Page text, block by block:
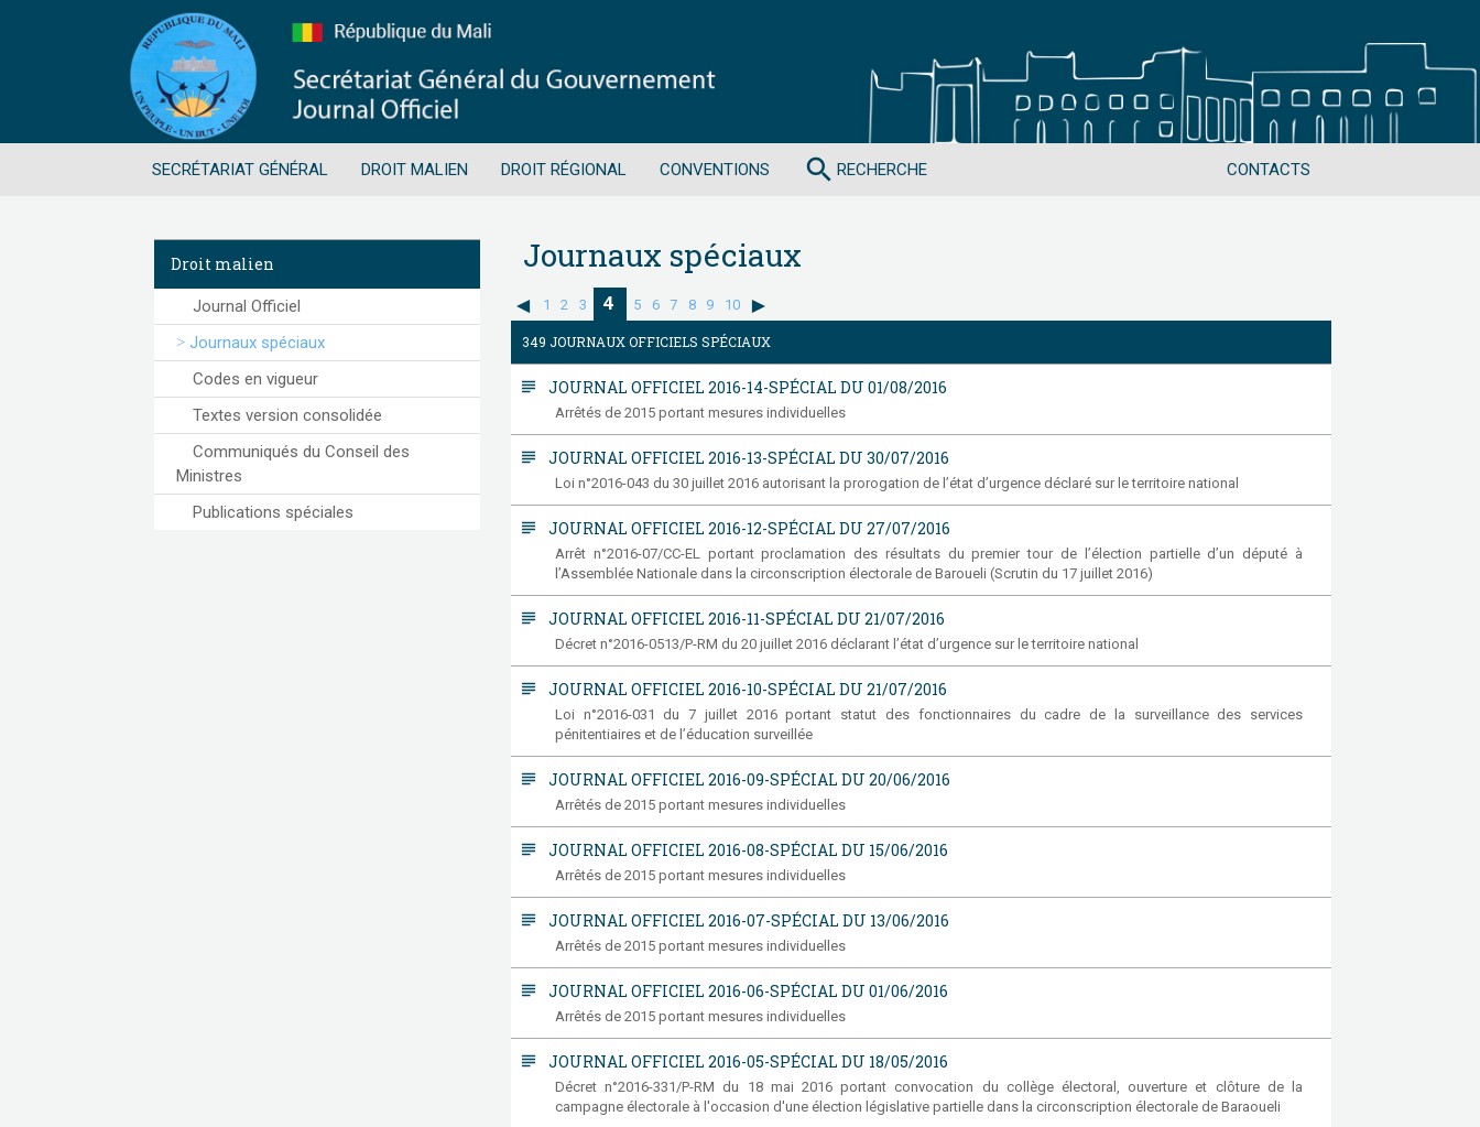
SECRÉTARIAT GÉNÉRAL DROIT MALIEN DROIT RÉGIONAL CONVENTIONS CONTACTS
search RECHERCHE
Droit malien
Journal Officiel
Journaux spéciaux
Codes en vigueur
Textes version consolidée
Communiqués du Conseil des
Ministres
Publications spéciales
Journaux spéciaux
1 2 3 4 5 6 7 8 9 10
349 JOURNAUX OFFICIELS SPÉCIAUX
subject JOURNAL OFFICIEL 2016-14-SPÉCIAL DU 01/08/2016
Arrêtés de 2015 portant mesures individuelles
subject JOURNAL OFFICIEL 2016-13-SPÉCIAL DU 30/07/2016
Loi n°2016-043 du 30 juillet 2016 autorisant la prorogation de l’état d’urgence déclaré sur le territoire national
subject JOURNAL OFFICIEL 2016-12-SPÉCIAL DU 27/07/2016
Arrêt n°2016-07/CC-EL portant proclamation des résultats du premier tour de l’élection partielle d’un député à
l’Assemblée Nationale dans la circonscription électorale de Baroueli (Scrutin du 17 juillet 2016)
subject JOURNAL OFFICIEL 2016-11-SPÉCIAL DU 21/07/2016
Décret n°2016-0513/P-RM du 20 juillet 2016 déclarant l’état d’urgence sur le territoire national
subject JOURNAL OFFICIEL 2016-10-SPÉCIAL DU 21/07/2016
Loi n°2016-031 du 7 juillet 2016 portant statut des fonctionnaires du cadre de la surveillance des services
pénitentiaires et de l’éducation surveillée
subject JOURNAL OFFICIEL 2016-09-SPÉCIAL DU 20/06/2016
Arrêtés de 2015 portant mesures individuelles
subject JOURNAL OFFICIEL 2016-08-SPÉCIAL DU 15/06/2016
Arrêtés de 2015 portant mesures individuelles
subject JOURNAL OFFICIEL 2016-07-SPÉCIAL DU 13/06/2016
Arrêtés de 2015 portant mesures individuelles
subject JOURNAL OFFICIEL 2016-06-SPÉCIAL DU 01/06/2016
Arrêtés de 2015 portant mesures individuelles
subject JOURNAL OFFICIEL 2016-05-SPÉCIAL DU 18/05/2016
Décret n°2016-331/P-RM du 18 mai 2016 portant convocation du collège électoral, ouverture et clôture de la
campagne électorale à l'occasion d'une élection législative partielle dans la circonscription électorale de Baraoueli